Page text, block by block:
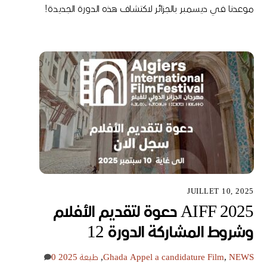
موعدنا في ديسمبر بالجزائر لاكتشاف هذه الدورة الجديدة!
JUILLET 10, 2025
2025 AIFF دعوة لتقديم الأفلام
وشروط المشاركة الدورة 12
Ghada Appel a candidature Film, NEWS
, طبعة 2025 0